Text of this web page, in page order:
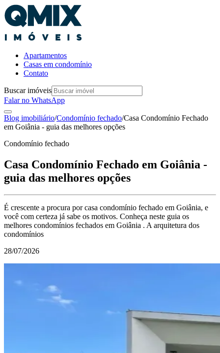
Apartamentos
Casas em condomínio
Contato
Buscar imóveis
Falar no WhatsApp
Blog imobiliário/Condomínio fechado/Casa Condomínio Fechado
em Goiânia - guia das melhores opções
Condomínio fechado
Casa Condomínio Fechado em Goiânia -
guia das melhores opções
É crescente a procura por casa condomínio fechado em Goiânia, e
você com certeza já sabe os motivos. Conheça neste guia os
melhores condomínios fechados em Goiânia . A arquitetura dos
condomínios
28/07/2026